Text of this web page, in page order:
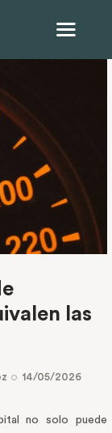
las
14/05/2026
no solo puede